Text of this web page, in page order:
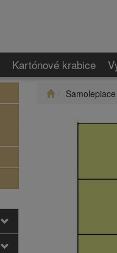
Kartónové krabice